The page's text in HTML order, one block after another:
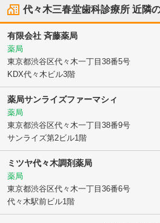
代々木三春堂歯科診療所 近隣
有限会社 斉藤薬局
薬局
東京都渋谷区代々木一丁目38番5号
KDX代々木ビル3階
薬局サンライズファーマシィ
薬局
東京都渋谷区代々木一丁目38番9号
サンライズ第2ビル1階
ミツヤ代々木調剤薬局
薬局
東京都渋谷区代々木一丁目36番6号
代々木駅前ビル1階